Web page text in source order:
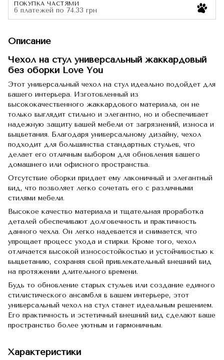
ПОКУПКА ЧАСТЯМИ
6 платежей по 74.33 грн
Описание
Чехол на стул универсальный жаккардовый
без оборки Love You
Этот универсальный чехол на стул идеально подойдет для
вашего интерьера. Изготовленный из
высококачественного жаккардового материала, он не
только выглядит стильно и элегантно, но и обеспечивает
надежную защиту вашей мебели от загрязнений, износа и
выцветания. Благодаря универсальному дизайну, чехол
подходит для большинства стандартных стульев, что
делает его отличным выбором для обновления вашего
домашнего или офисного пространства.
Отсутствие оборки придает ему лаконичный и элегантный
вид, что позволяет легко сочетать его с различными
стилями мебели.
Высокое качество материала и тщательная проработка
деталей обеспечивают долговечность и практичность
данного чехла. Он легко надевается и снимается, что
упрощает процесс ухода и стирки. Кроме того, чехол
отличается высокой износостойкостью и устойчивостью к
выцветанию, сохраняя свой привлекательный внешний вид
на протяжении длительного времени.
Будь то обновление старых стульев или создание единого
стилистического ансамбля в вашем интерьере, этот
универсальный чехол на стул станет идеальным решением.
Его практичность и эстетичный внешний вид сделают ваше
пространство более уютным и гармоничным.
Характеристики